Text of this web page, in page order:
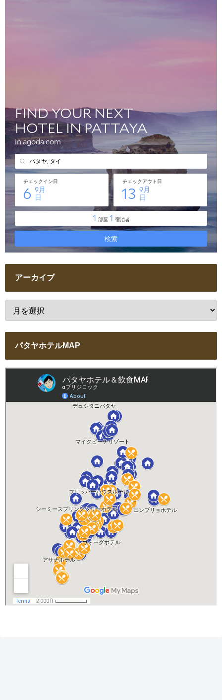
アーカイブ
パタヤホテルMAP